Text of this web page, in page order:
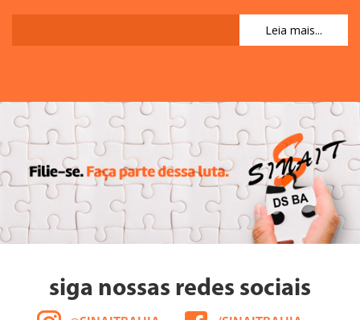
Leia mais...
siga nossas redes sociais